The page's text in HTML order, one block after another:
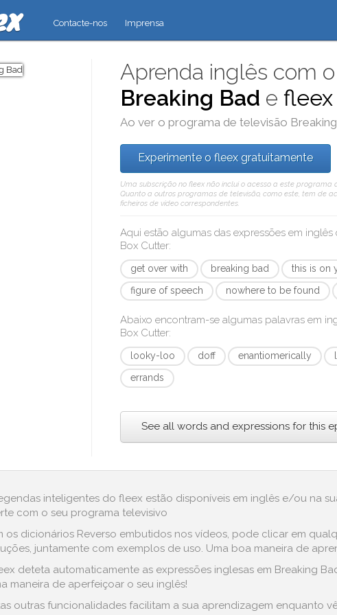
Contacte-nos Imprensa
Aprenda inglês com
Breaking Bad e fleex
Ao ver o programa de televisão
Experimente o fleex gratuitamente
Uma subscrição no fleex não inclui o acesso a este programa
Quanto a outros programas de televisão, como este, tem de
ficheiros de vídeo correspondentes.
Aqui estão algumas das expressões em
Box Cutter:
get over with breaking bad this is on
figure of speech
nowhere to be found
Abaixo encontram-se algumas palavras em
Box Cutter:
looky-loo doff enantiomerically
errands
See all words and expressions for this
inteligentes do fleex estão disponíveis em inglês e/ou na
com o seu programa televisivo
os dicionários Reverso embutidos nos vídeos, pode clicar em
juntamente com exemplos de uso. Uma boa maneira de
deteta automaticamente as expressões inglesas em Breaking
maneira de aperfeiçoar o seu inglês!
outras funcionalidades facilitam a sua aprendizagem enquanto